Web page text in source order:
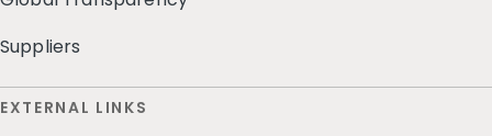
Suppliers
EXTERNAL LINKS